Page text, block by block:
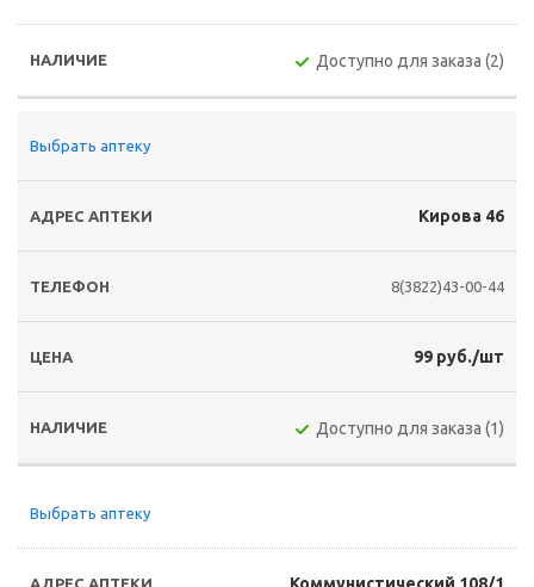
Доступно для заказа (2)
Выбрать аптеку
Кирова 46
8(3822)43-00-44
99 руб./шт
Доступно для заказа (1)
Выбрать аптеку